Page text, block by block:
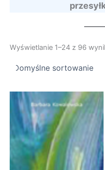
Wyświetlanie 1–24 z 96